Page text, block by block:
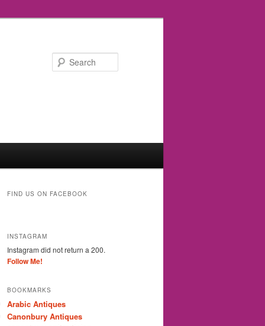
FIND US ON FACEBOOK
INSTAGRAM
Instagram did not return a 200.
Follow Me!
BOOKMARKS
Arabic Antiques
Canonbury Antiques